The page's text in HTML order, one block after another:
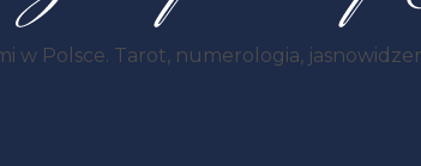
w Polsce. Tarot, numerologia,